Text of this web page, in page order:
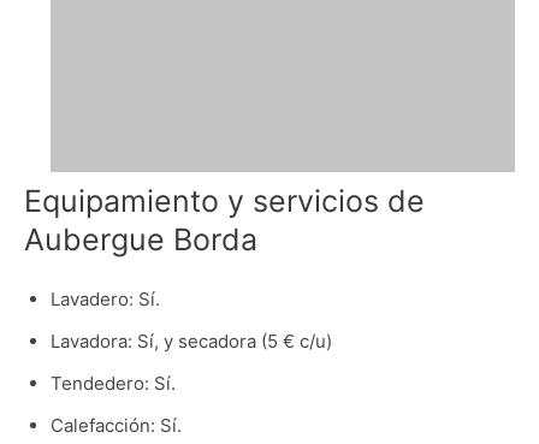
Equipamiento y servicios de
Aubergue Borda
Lavadero: Sí.
Lavadora: Sí, y secadora (5 € c/u)
Tendedero: Sí.
Calefacción: Sí.